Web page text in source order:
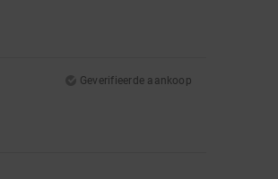
Geverifieerde aankoop